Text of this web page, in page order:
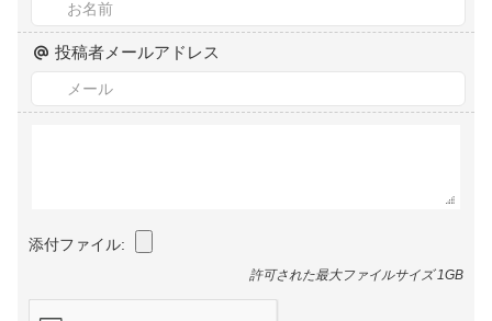
投稿者メールアドレス
添付ファイル:
許可された最大ファイルサイズ 1GB